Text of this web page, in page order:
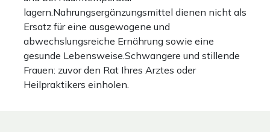
lagern.Nahrungsergänzungsmittel dienen nicht als
Ersatz für eine ausgewogene und
abwechslungsreiche Ernährung sowie eine
gesunde Lebensweise.Schwangere und stillende
Frauen: zuvor den Rat Ihres Arztes oder
Heilpraktikers einholen.